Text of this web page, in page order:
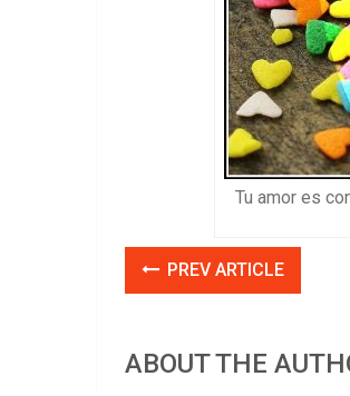
Tu amor es
PREV ARTICLE
ABOUT THE